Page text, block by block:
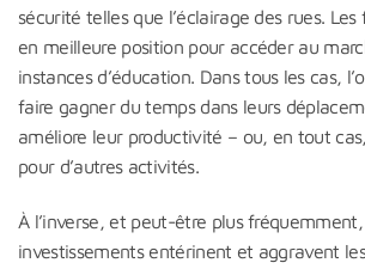
sécurité telles que l’éclairage des rues.
en meilleure position pour accéder au
instances d’éducation. Dans tous les cas,
faire gagner du temps dans leurs
améliore leur productivité – ou, en tout
pour d’autres activités.
À l’inverse, et peut-être plus
investissements entérinent et aggravent